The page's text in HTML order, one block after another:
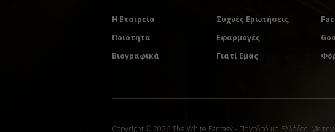
Η Εταιρεία
Ποιότητα
Βιογραφικά
Συχνές Ερωτήσεις
Εφαρμογές
Γιατί Εμάς
Copyright © 2026 The White Fantasy - Παγοδρόμια Ελλάδος. Με την